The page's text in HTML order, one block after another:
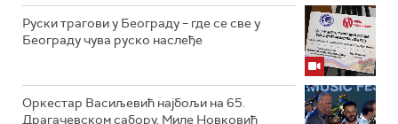
Руски трагови у Београду – где се све у
Београду чува руско наслеђе
Оркестар Васиљевић најбољи на 65.
Драгачевском сабору, Миле Новковић